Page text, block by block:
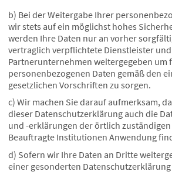
b) Bei der Weitergabe Ihrer
wir stets auf ein möglichst hohes
werden Ihre Daten nur an vorher
vertraglich verpflichtete Dienstleister und
Partnerunternehmen weitergegeben um
personenbezogenen Daten gemäß den
gesetzlichen Vorschriften zu sorgen.
c) Wir machen Sie darauf aufmerksam,
dieser Datenschutzerklärung auch die
und -erklärungen der örtlich
Beauftragte Institutionen Anwendung
d) Sofern wir Ihre Daten an Dritte
einer gesonderten